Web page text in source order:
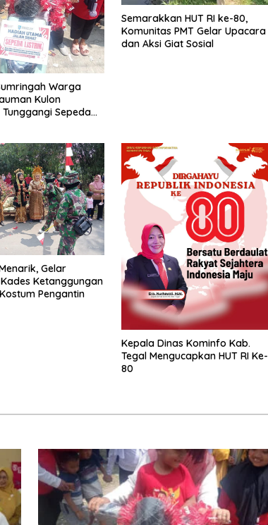
Warga
Kulon
Sepeda
Semarakkan HUT RI ke-80,
Komunitas PMT Gelar Upacara
dan Aksi Giat Sosial
Gelar
Ketanggungan
Pengantin
Kepala Dinas Kominfo Kab.
Tegal Mengucapkan HUT RI Ke-
80